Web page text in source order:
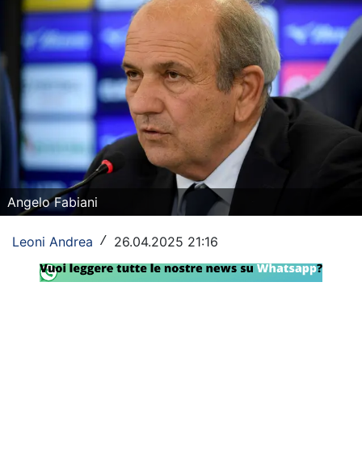
Calcio
Serie A
Champions League
Europa League
Altri Sport
Formula 1
Tennis
Vela
Angelo Fabiani
Leoni Andrea / 26.04.2025 21:16